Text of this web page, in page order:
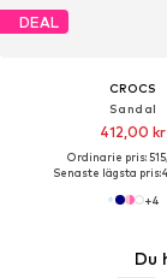
DEAL
CROCS
Sandal
412,00 kr
Ordinarie pris:
Senaste lägsta pris:
+4
Du